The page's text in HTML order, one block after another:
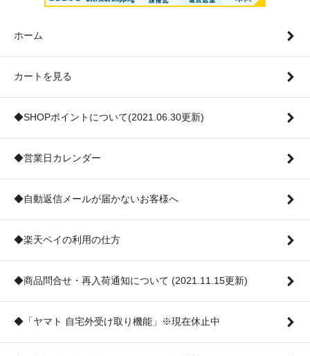
ホーム
カートを見る
◆SHOPポイントについて(2021.06.30更新)
◆営業日カレンダー
◆自動返信メールが届かないお客様へ
◆楽天ペイの利用の仕方
◆商品問合せ・再入荷通知について (2021.11.15更新)
◆「ヤマト 自宅外受け取り機能」※現在休止中